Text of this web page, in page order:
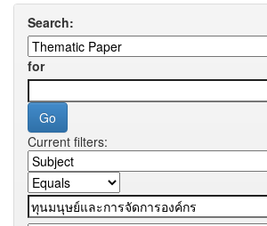
Search:
for
Current filters: